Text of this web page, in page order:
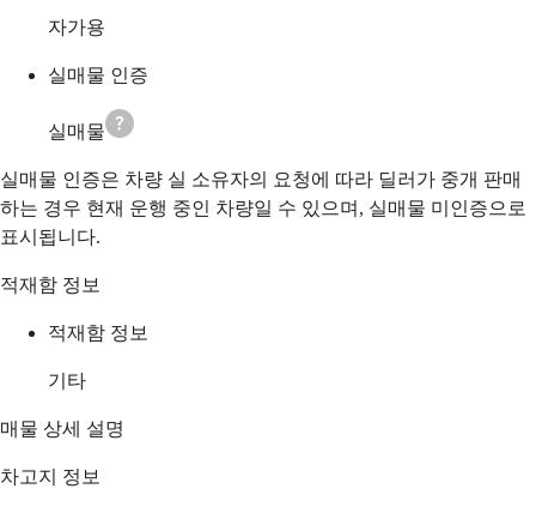
자가용
실매물 인증
실매물
실매물 인증은 차량 실 소유자의 요청에 따라 딜러가 중개 판매
하는 경우 현재 운행 중인 차량일 수 있으며, 실매물 미인증으로
표시됩니다.
적재함 정보
적재함 정보
기타
매물 상세 설명
차고지 정보